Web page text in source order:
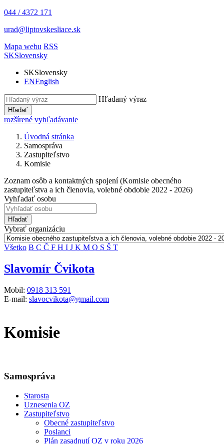
044 / 4372 171
urad@liptovskesliace.sk
Mapa webu RSS
SKSlovensky
SKSlovensky
ENEnglish
Hľadaný výraz
Hľadať
rozšírené vyhľadávanie
Úvodná stránka
Samospráva
Zastupiteľstvo
Komisie
Zoznam osôb a kontaktných spojení (Komisie obecného
zastupiteľstva a ich členovia, volebné obdobie 2022 - 2026)
Vyhľadať osobu
Hľadať
Vybrať organizáciu
Všetko B C Č F H I J K M O S Š T
Slavomír Čvikota
Mobil: 0918 313 591
E-mail: slavocvikota@gmail.com
Komisie
Samospráva
Starosta
Uznesenia OZ
Zastupiteľstvo
Obecné zastupiteľstvo
Poslanci
Plán zasadnutí OZ v roku 2026